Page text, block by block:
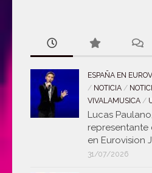
ESPAÑA EN
/ NOTICIA /
VIVALAMUSICA /
Lucas Paulano,
representante
en Eurovision
31/07/2026